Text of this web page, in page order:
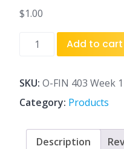
$1.00
1
DQ
quantity
Add to cart
SKU: O-FIN 403 Week
Category: Products
Description